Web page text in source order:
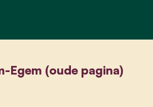
Egem (oude pagina)